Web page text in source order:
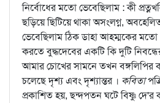
নির্বোধের মতো ভেবেছিলাম : কী
ছড়িয়ে ছিটিয়ে থাকা অসংলগ্ন,
ভেবেছিলাম ঠিক ডাহা আহম্মকের
করতে বুদ্ধদেবের একটি কি দুটি
আমার চোখের সামনে তখন বঙ্গলিপির
চলেছে দৃশ্য এবং দৃশ্যান্তর । কবিতা
প্রকাশিত হয়, ছন্দপতন ঘটে বিষ্ণু দে'র